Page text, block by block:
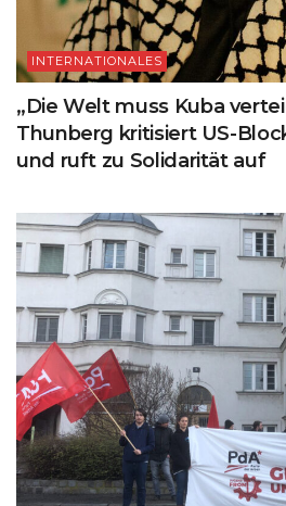
INTERNATIONALES
„Die Welt muss Kuba
Thunberg kritisiert US-
und ruft zu Solidarität auf